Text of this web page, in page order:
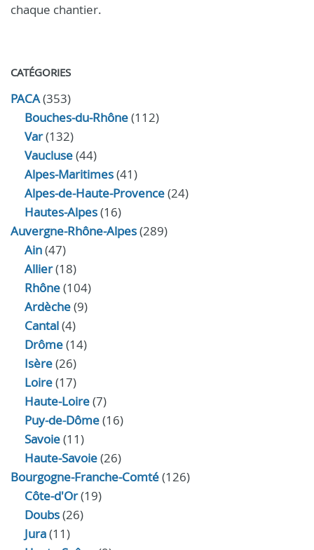
chaque chantier.
CATÉGORIES
PACA(353)
Bouches-du-Rhône(112)
Var(132)
Vaucluse(44)
Alpes-Maritimes(41)
Alpes-de-Haute-Provence(24)
Hautes-Alpes(16)
Auvergne-Rhône-Alpes(289)
Ain(47)
Allier(18)
Rhône(104)
Ardèche(9)
Cantal(4)
Drôme(14)
Isère(26)
Loire(17)
Haute-Loire(7)
Puy-de-Dôme(16)
Savoie(11)
Haute-Savoie(26)
Bourgogne-Franche-Comté(126)
Côte-d'Or(19)
Doubs(26)
Jura(11)